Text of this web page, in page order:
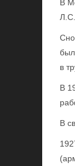
В
в
В
В